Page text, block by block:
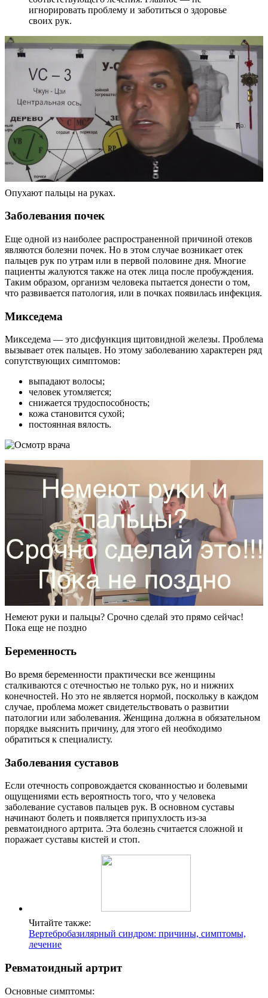
игнорировать проблему и заботиться о здоровье
своих рук.
Опухают пальцы на руках.
Заболевания почек
Еще одной из наиболее распространенной причиной отеков
являются болезни почек. Но в этом случае возникает отек
пальцев рук по утрам или в первой половине дня. Многие
пациенты жалуются также на отек лица после пробуждения.
Таким образом, организм человека пытается донести о том,
что развивается патология, или в почках появилась инфекция.
Микседема
Микседема — это дисфункция щитовидной железы. Проблема
вызывает отек пальцев. Но этому заболеванию характерен ряд
сопутствующих симптомов:
выпадают волосы;
человек утомляется;
снижается трудоспособность;
кожа становится сухой;
постоянная вялость.
Немеют руки и пальцы? Срочно сделай это прямо сейчас!
Пока еще не поздно
Беременность
Во время беременности практически все женщины
сталкиваются с отечностью не только рук, но и нижних
конечностей. Но это не является нормой, поскольку в каждом
случае, проблема может свидетельствовать о развитии
патологии или заболевания. Женщина должна в обязательном
порядке выяснить причину, для этого ей необходимо
обратиться к специалисту.
Заболевания суставов
Если отечность сопровождается скованностью и болевыми
ощущениями есть вероятность того, что у человека
заболевание суставов пальцев рук. В основном суставы
начинают болеть и появляется припухлость из-за
ревматоидного артрита. Эта болезнь считается сложной и
поражает суставы кистей и стоп.
Читайте также:
Вертебробазилярный синдром: причины, симптомы,
лечение
Ревматоидный артрит
Основные симптомы: